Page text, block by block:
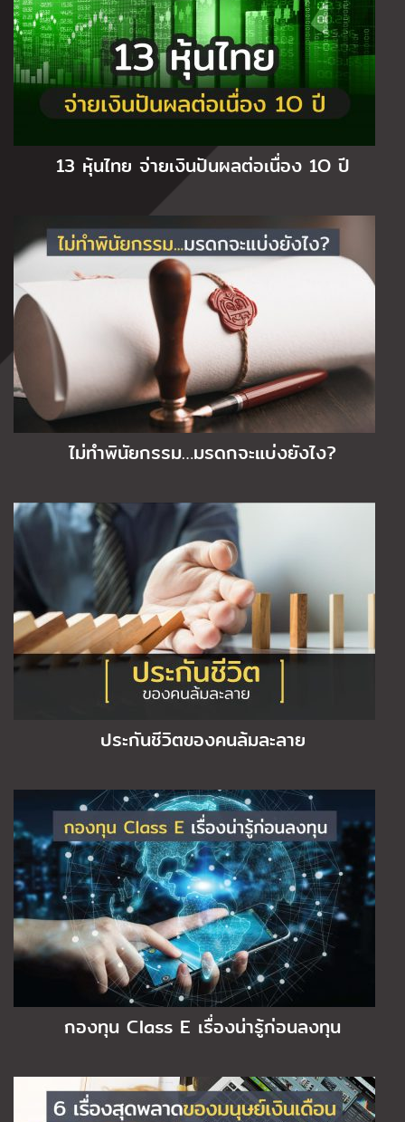
13 หุ้นไทย จ่ายเงินปันผลต่อเนื่อง 1O ปี
ไม่ทำพินัยกรรม…มรดกจะแบ่งยังไง?
ประกันชีวิตของคนล้มละลาย
กองทุน Class E เรื่องน่ารู้ก่อนลงทุน